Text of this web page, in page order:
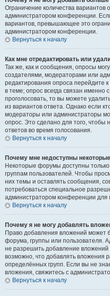
Ограничение количества вариантов
администратором конференции.
вариантов, превышающее это
администратором конференции.
Вернуться к началу
Как мне отредактировать или
Так же, как и сообщения, опросы
создателями, модераторами или
редактирования опроса перейдите
в теме; опрос всегда связан именно
проголосовать, то вы можете
из вариантов ответа. Однако если
модераторы или администраторы
опрос. Это сделано для того, чтобы
ответов во время голосования.
Вернуться к началу
Почему мне недоступны
Некоторые форумы доступны
группам пользователей. Чтобы
них темы и оставлять сообщения,
потребоваться специальное
администратором конференции для
Вернуться к началу
Почему я не могу добавлять
Право добавления вложений может
форума, группы или пользователя.
не разрешить добавление
возможно, что добавлять вложения
определённых групп. Если вы не
вложения, свяжитесь с
Вернуться к началу